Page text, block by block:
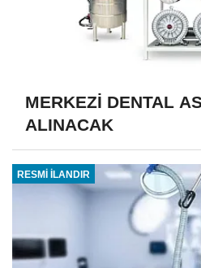
MERKEZİ DENTAL
ALINACAK
RESMİ İLANDIR